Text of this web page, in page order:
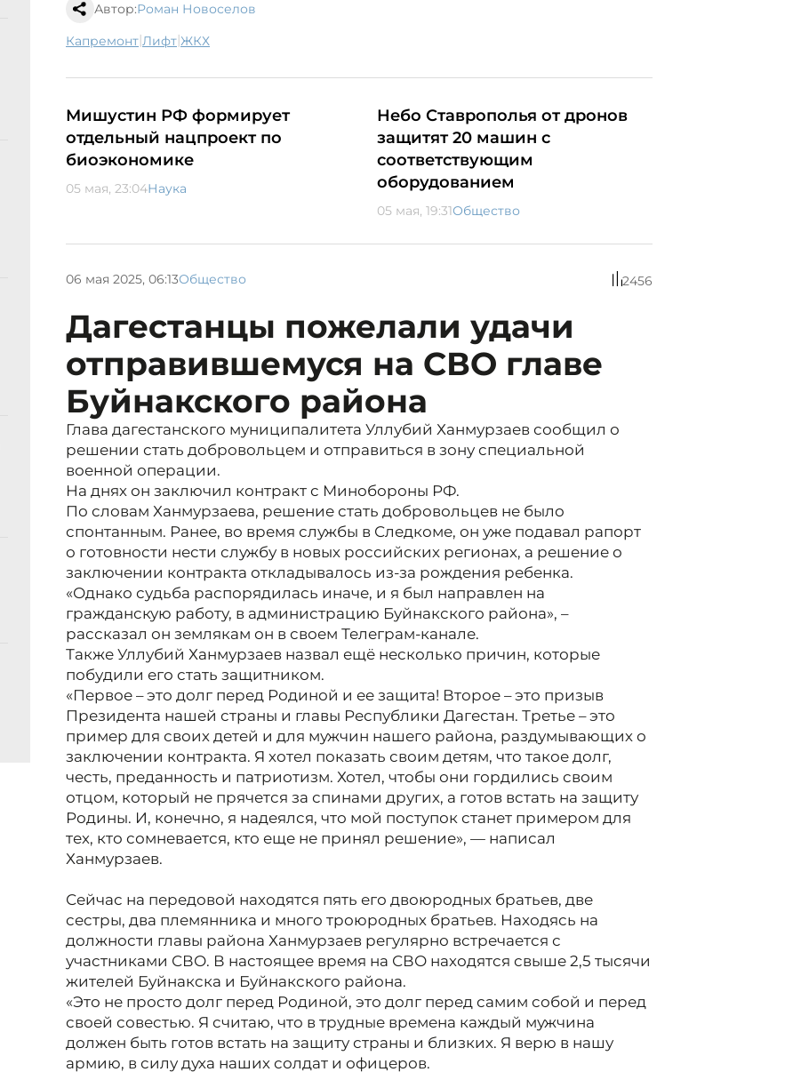
Автор:Роман Новоселов
капремонт| лифт| ЖКХ
Мишустин РФ формирует
отдельный нацпроект по
биоэкономике
05 мая, 23:04Наука
Небо Ставрополья от дронов
защитят 20 машин с
соответствующим
оборудованием
05 мая, 19:31Общество
06 мая 2025, 06:13Общество 2456
Дагестанцы пожелали удачи
отправившемуся на СВО главе
Буйнакского района
Глава дагестанского муниципалитета Уллубий Ханмурзаев сообщил о
решении стать добровольцем и отправиться в зону специальной
военной операции.
На днях он заключил контракт с Минобороны РФ.
По словам Ханмурзаева, решение стать добровольцев не было
спонтанным. Ранее, во время службы в Следкоме, он уже подавал рапорт
о готовности нести службу в новых российских регионах, а решение о
заключении контракта откладывалось из-за рождения ребенка.
«Однако судьба распорядилась иначе, и я был направлен на
гражданскую работу, в администрацию Буйнакского района», –
рассказал он землякам он в своем Телеграм-канале.
Также Уллубий Ханмурзаев назвал ещё несколько причин, которые
побудили его стать защитником.
«Первое – это долг перед Родиной и ее защита! Второе – это призыв
Президента нашей страны и главы Республики Дагестан. Третье – это
пример для своих детей и для мужчин нашего района, раздумывающих о
заключении контракта. Я хотел показать своим детям, что такое долг,
честь, преданность и патриотизм. Хотел, чтобы они гордились своим
отцом, который не прячется за спинами других, а готов встать на защиту
Родины. И, конечно, я надеялся, что мой поступок станет примером для
тех, кто сомневается, кто еще не принял решение», — написал
Ханмурзаев.
Сейчас на передовой находятся пять его двоюродных братьев, две
сестры, два племянника и много троюродных братьев. Находясь на
должности главы района Ханмурзаев регулярно встречается с
участниками СВО. В настоящее время на СВО находятся свыше 2,5 тысячи
жителей Буйнакска и Буйнакского района.
«Это не просто долг перед Родиной, это долг перед самим собой и перед
своей совестью. Я считаю, что в трудные времена каждый мужчина
должен быть готов встать на защиту страны и близких. Я верю в нашу
армию, в силу духа наших солдат и офицеров.